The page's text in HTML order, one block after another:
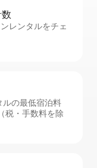
レンタルをチェ
ルの最低宿泊料
税・手数料を除